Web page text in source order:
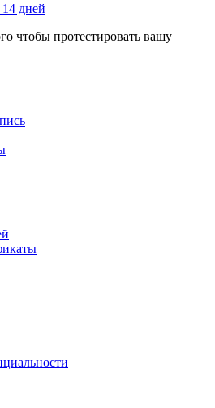
14 дней
чтобы протестировать вашу